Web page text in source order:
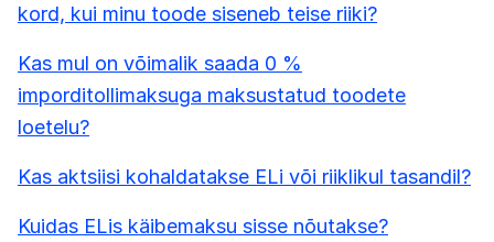
kord, kui minu toode siseneb teise riiki?
Kas mul on võimalik saada 0 %
imporditollimaksuga maksustatud toodete
loetelu?
Kas aktsiisi kohaldatakse ELi või riiklikul tasandil?
Kuidas ELis käibemaksu sisse nõutakse?